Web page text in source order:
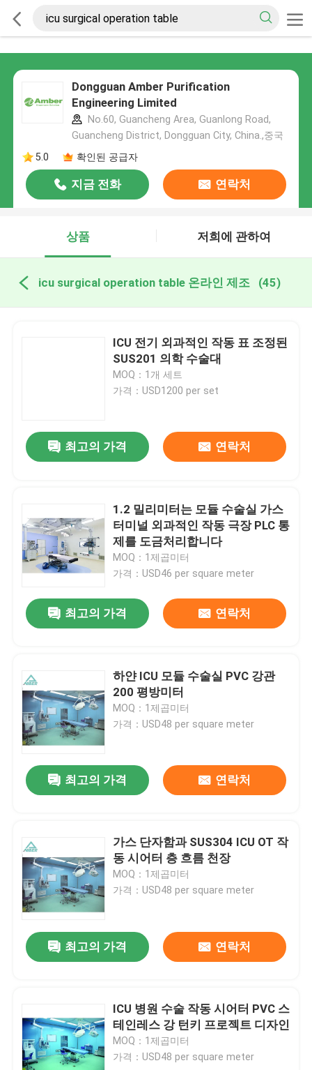
Dongguan Amber Purification
Engineering Limited
No.60, Guancheng Area, Guanlong Road,
Guancheng District, Dongguan City, China.,중국
5.0
확인된 공급자
지금 전화 연락처
상품 저희에 관하여
icu surgical operation table 온라인 제조 (45)
ICU 전기 외과적인 작동 표 조정된
SUS201 의학 수술대
MOQ：1개 세트
가격：USD1200 per set
최고의 가격 연락처
1.2 밀리미터는 모듈 수술실 가스
터미널 외과적인 작동 극장 PLC 통
제를 도금처리합니다
MOQ：1제곱미터
가격：USD46 per square meter
최고의 가격 연락처
하얀 ICU 모듈 수술실 PVC 강관
200 평방미터
MOQ：1제곱미터
가격：USD48 per square meter
최고의 가격 연락처
가스 단자함과 SUS304 ICU OT 작
동 시어터 층 흐름 천장
MOQ：1제곱미터
가격：USD48 per square meter
최고의 가격 연락처
ICU 병원 수술 작동 시어터 PVC 스
테인레스 강 턴키 프로젝트 디자인
MOQ：1제곱미터
가격：USD48 per square meter